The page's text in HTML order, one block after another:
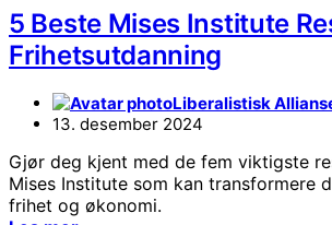
5 Beste Mises Institute
Frihetsutdanning
Liberalistisk
13. desember 2024
Gjør deg kjent med de fem viktigste
Mises Institute som kan transformere
frihet og økonomi.